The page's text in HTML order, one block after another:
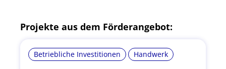
Projekte aus dem Förderangebot:
Betriebliche Investitionen Handwerk